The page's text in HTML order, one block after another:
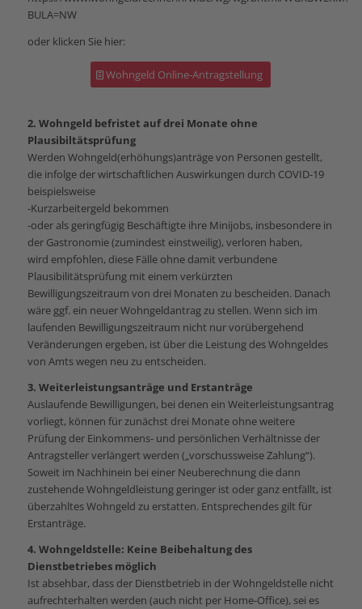
BULA=NW
oder klicken Sie hier:
Wohngeld Online-Antragstellung
2. Wohngeld befristet auf drei Monate ohne
Plausibiltätsprüfung
Werden Wohngeld(erhöhungs)anträge von Personen gestellt,
die infolge der wirtschaftlichen Auswirkungen durch COVID-19
beispielsweise
-Kurzarbeitergeld bekommen
-oder als geringfügig Beschäftigte ihre Minijobs, insbesondere in
der Gastronomie (zumindest einstweilig), verloren haben,
wird empfohlen, diese Fälle ohne damit verbundene
Plausibilitätsprüfung mit einem verkürzten
Bewilligungszeitraum von drei Monaten zu bescheiden. Danach
wäre ggf. ein neuer Wohngeldantrag zu stellen. Wenn sich im
laufenden Bewilligungszeitraum nicht nur vorübergehend
Veränderungen ergeben, ist über die Leistung des Wohngeldes
von Amts wegen neu zu entscheiden.
3. Weiterleistungsanträge und Erstanträge
Auslaufende Bewilligungen, bei denen ein Weiterleistungsantrag
vorliegt, können für zunächst drei Monate ohne weitere
Prüfung der Einkommens- und persönlichen Verhältnisse der
Antragsteller verlängert werden („vorschussweise Zahlung“).
Soweit im Nachhinein bei einer Neuberechnung die dann
zustehende Wohngeldleistung geringer ist oder ganz entfällt, ist
überzahltes Wohngeld zu erstatten. Entsprechendes gilt für
Erstanträge.
4. Wohngeldstelle: Keine Beibehaltung des
Dienstbetriebes möglich
Ist absehbar, dass der Dienstbetrieb in der Wohngeldstelle nicht
aufrechterhalten werden (auch nicht per Home-Office), sei es